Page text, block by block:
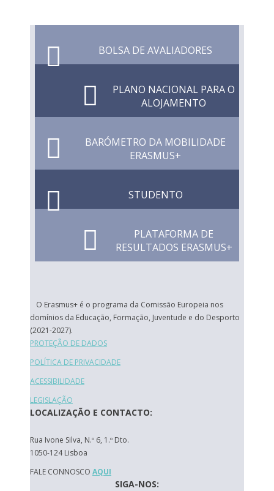
BOLSA DE AVALIADORES
PLANO NACIONAL PARA O
ALOJAMENTO
BARÓMETRO DA MOBILIDADE
ERASMUS+
STUDENTO
PLATAFORMA DE
RESULTADOS ERASMUS+
O Erasmus+ é o programa da Comissão Europeia nos
domínios da Educação, Formação, Juventude e do Desporto
(2021-2027).
PROTEÇÃO DE DADOS
POLÍTICA DE PRIVACIDADE
ACESSIBILIDADE
LEGISLAÇÃO
LOCALIZAÇÃO E CONTACTO:
Rua Ivone Silva, N.º 6, 1.º Dto.
1050-124 Lisboa
FALE CONNOSCO AQUI
SIGA-NOS: